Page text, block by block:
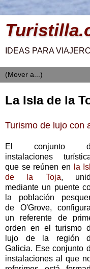
IDEAS PARA
La Isla de la
Turismo de lujo con
El conjunto
instalaciones
que se reúnen en
la
de la Toja,
mediante un puente
la población
de O'Grove,
un referente de
orden en el turismo
lujo de la región
Galicia. Ese conjunto
instalaciones al que